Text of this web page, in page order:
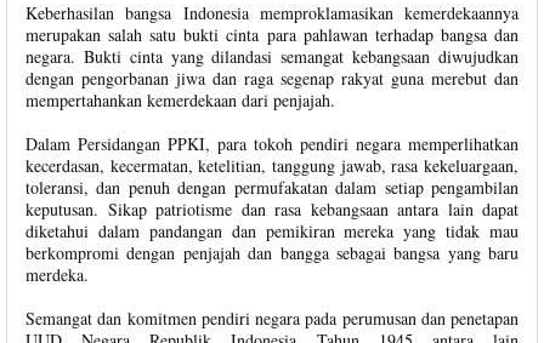
Keberhasilan bangsa Indonesia memproklamasikan kemerdekaannya
merupakan salah satu bukti cinta para pahlawan terhadap bangsa dan
negara. Bukti cinta yang dilandasi semangat kebangsaan diwujudkan
dengan pengorbanan jiwa dan raga segenap rakyat guna merebut dan
mempertahankan kemerdekaan dari penjajah.
Dalam Persidangan PPKI, para tokoh pendiri negara memperlihatkan
kecerdasan, kecermatan, ketelitian, tanggung jawab, rasa kekeluargaan,
toleransi, dan penuh dengan permufakatan dalam setiap pengambilan
keputusan. Sikap patriotisme dan rasa kebangsaan antara lain dapat
diketahui dalam pandangan dan pemikiran mereka yang tidak mau
berkompromi dengan penjajah dan bangga sebagai bangsa yang baru
merdeka.
Semangat dan komitmen pendiri negara pada perumusan dan penetapan